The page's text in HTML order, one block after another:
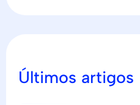
Últimos artigos